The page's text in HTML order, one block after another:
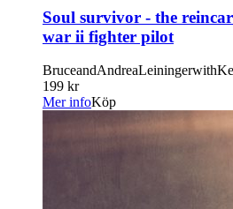
Soul survivor - the
war ii fighter pilot
199 kr
Mer infoKöp